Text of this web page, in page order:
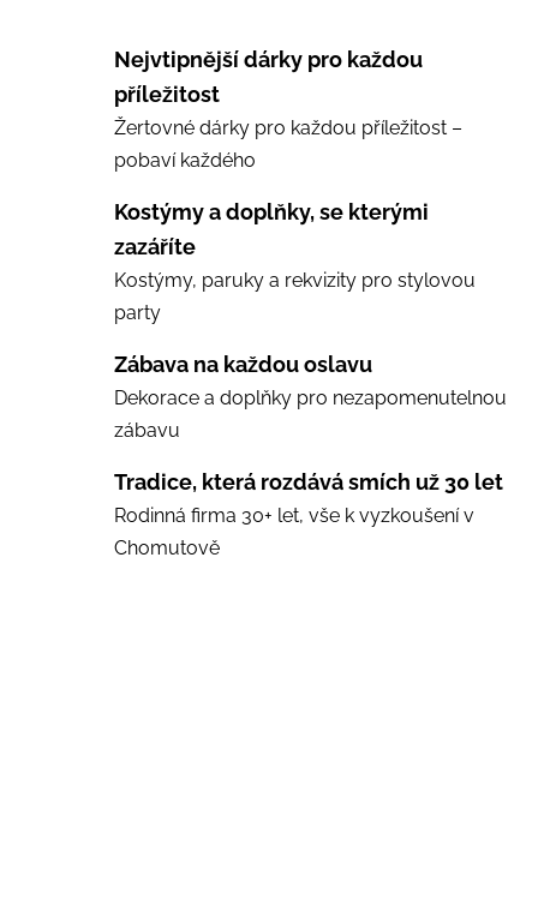
Nejvtipnější dárky pro každou
příležitost
Žertovné dárky pro každou příležitost –
pobaví každého
Kostýmy a doplňky, se kterými
zazáříte
Kostýmy, paruky a rekvizity pro stylovou
party
Zábava na každou oslavu
Dekorace a doplňky pro nezapomenutelnou
zábavu
Tradice, která rozdává smích už 30 let
Rodinná firma 30+ let, vše k vyzkoušení v
Chomutově